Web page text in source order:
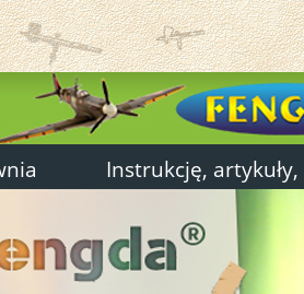
Instrukcję, artykuły,